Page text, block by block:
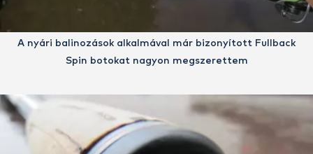
A nyári balinozások alkalmával már bizonyított Fullback
Spin botokat nagyon megszerettem